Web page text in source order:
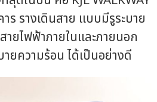
ร รางเดินสาย แบบมีรูระบาย
ยไฟฟ้าภายในและภายนอก
ยความร้อน ได้เป็นอย่างดี